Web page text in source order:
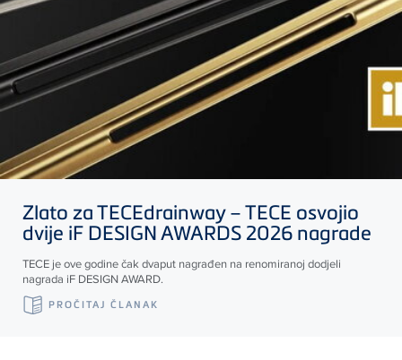
Zlato zaTECEdrainway –TECE osvojio
dvije iF DESIGN AWARDS 2026 nagrade
TECE je ove godine čak dvaput nagrađen na renomiranoj dodjeli
nagrada iF DESIGN AWARD.
PROČITAJ ČLANAK